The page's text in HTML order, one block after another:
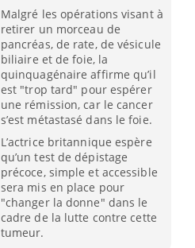
Malgré les opérations visant à
retirer un morceau de
pancréas, de rate, de vésicule
biliaire et de foie, la
quinquagénaire affirme qu’il
est "trop tard" pour espérer
une rémission, car le cancer
s’est métastasé dans le foie.
L’actrice britannique espère
qu’un test de dépistage
précoce, simple et accessible
sera mis en place pour
"changer la donne" dans le
cadre de la lutte contre cette
tumeur.